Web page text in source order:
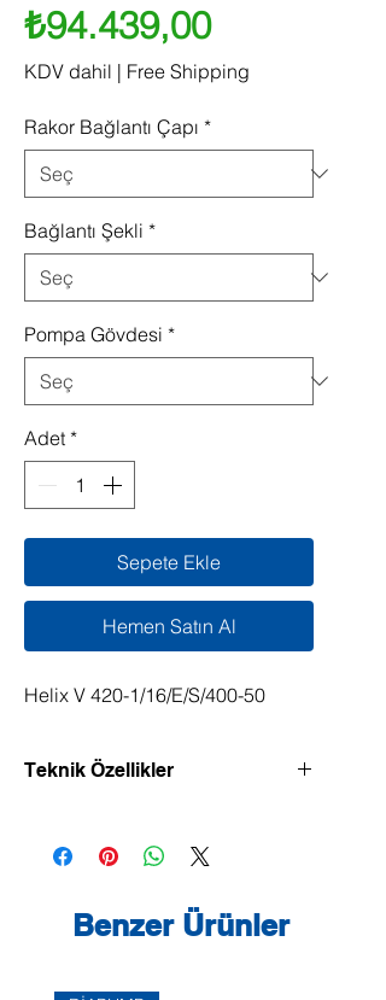
₺94.439,00Fiyat
KDV dahil | Free Shipping
Rakor Bağlantı Çapı *
Bağlantı Şekli *
Pompa Gövdesi *
Adet *
Sepete Ekle
Hemen Satın Al
Helix V 420-1/16/E/S/400-50
Teknik Özellikler
bağlantılı yüksek basınçlı santrifüj
pompa.
Normal emişi yüksek basınçlı santrifüj
pompa, genel olarak kompakt bir
IEC norm motorun motor mili ve
Benzer Ürünler